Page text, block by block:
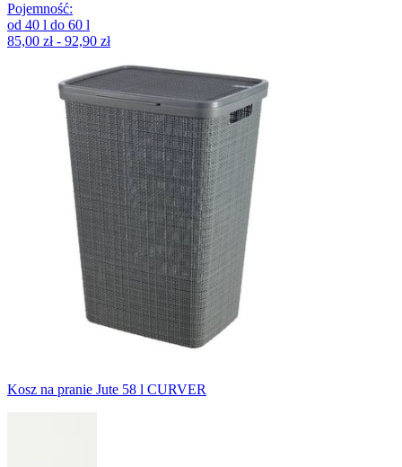
Pojemność:
od 40 l do 60 l
85,00 zł - 92,90 zł
Kosz na pranie Jute 58 l CURVER